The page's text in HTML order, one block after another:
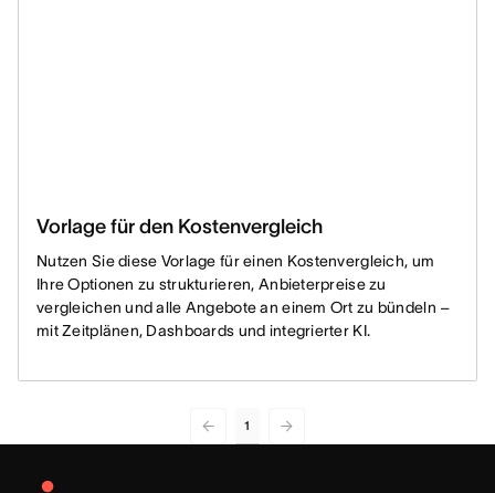
Vorlage für den Kostenvergleich
Nutzen Sie diese Vorlage für einen Kostenvergleich, um
Ihre Optionen zu strukturieren, Anbieterpreise zu
vergleichen und alle Angebote an einem Ort zu bündeln –
mit Zeitplänen, Dashboards und integrierter KI.
1